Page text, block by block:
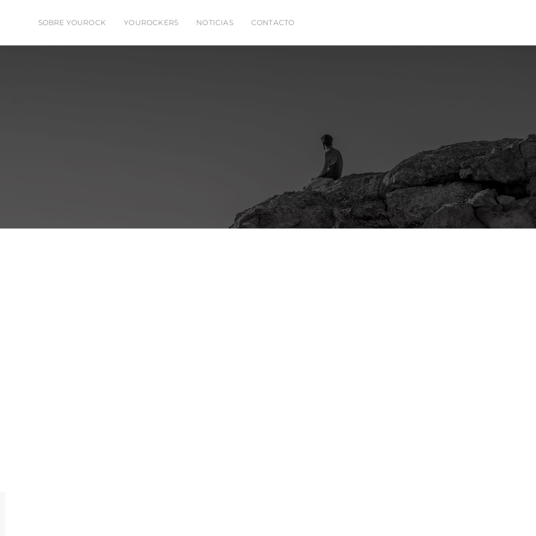
SOBRE YOUROCK YOUROCKERS NOTICIAS CONTACTO